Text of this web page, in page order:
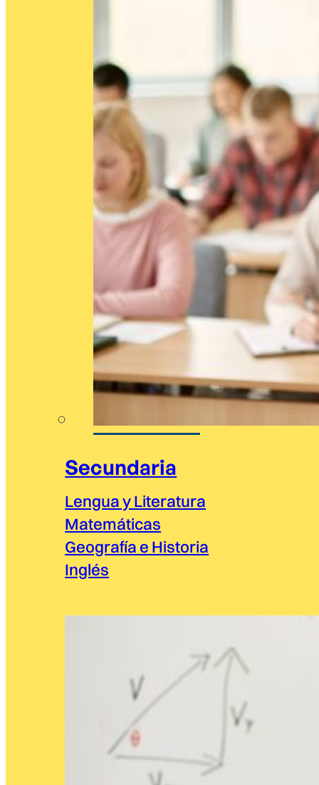
Secundaria
Lengua y Literatura
Matemáticas
Geografía e Historia
Inglés